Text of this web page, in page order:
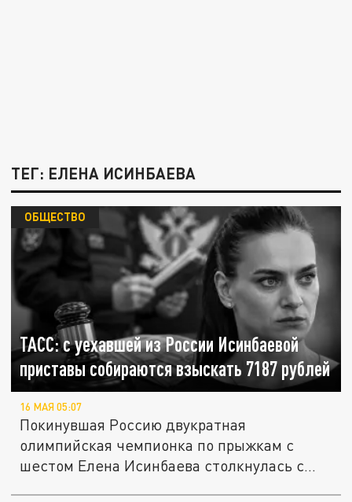
ТЕГ: ЕЛЕНА ИСИНБАЕВА
ТАСС: с уехавшей из России Исинбаевой
приставы собираются взыскать 7187 рублей
ОБЩЕСТВО
16 МАЯ 05:07
Покинувшая Россию двукратная
олимпийская чемпионка по прыжкам с
шестом Елена Исинбаева столкнулась с